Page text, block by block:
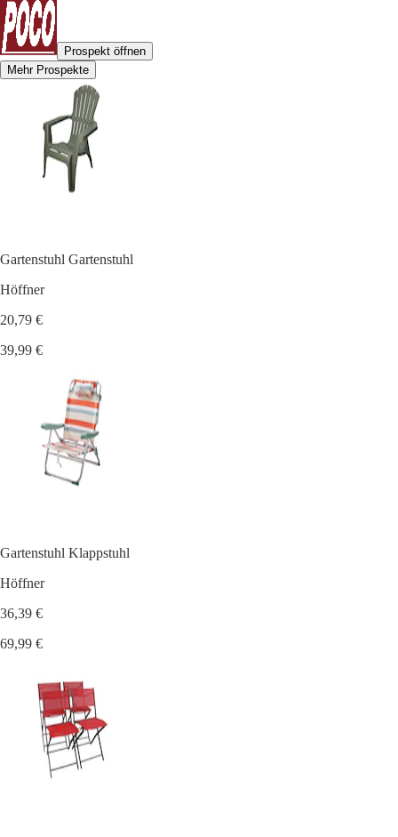
Prospekt öffnen
Mehr Prospekte
Gartenstuhl Gartenstuhl
Höffner
20,79 €
39,99 €
Gartenstuhl Klappstuhl
Höffner
36,39 €
69,99 €